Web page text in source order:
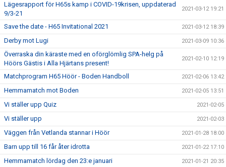
Lägesrapport för H65s kamp i COVID-19krisen, uppdaterad
9/3-21
2021-03-12 19:21
Save the date - H65 Invitational 2021 2021-03-12 18:39
Derby mot Lugi 2021-03-09 10:36
Överraska din käraste med en oförglömlig SPA-helg på
Höörs Gästis i Alla Hjärtans present!
2021-02-10 12:19
Matchprogram H65 Höör - Boden Handboll 2021-02-06 13:42
Hemmamatch mot Boden 2021-02-05 13:51
Vi ställer upp Quiz 2021-02-05
Vi ställer upp 2021-02-03
Väggen från Vetlanda stannar i Höör 2021-01-28 18:00
Barn upp till 16 får åter idrotta 2021-01-22 17:10
Hemmamatch lördag den 23:e januari 2021-01-21 20:35